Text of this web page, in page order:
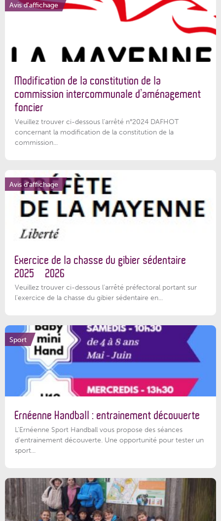
Avis d'affichage
Modification de la constitution de la
commission intercommunale d’aménagement
foncier
Veuillez trouver ci-dessous l'arrêté n°2024 DAFHOT
concernant la modification de la constitution de la
commission...
Avis d'affichage
Exercice de la chasse du gibier sédentaire
2025 – 2026
Veuillez trouver ci-dessous l'arrêté préfectoral portant sur
l'exercice de la chasse du gibier sédentaire en...
Sport
Ernéenne Handball : entrainement découverte
L'Ernéenne Sport Handball vous propose des séances
d'entrainement découverte. Une opportunité pour tester un
sport...